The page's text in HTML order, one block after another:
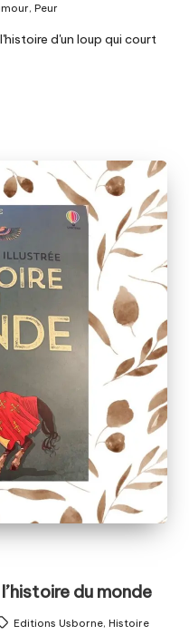
, Peur
d'un loup qui court
du monde
Editions Usborne,Histoire